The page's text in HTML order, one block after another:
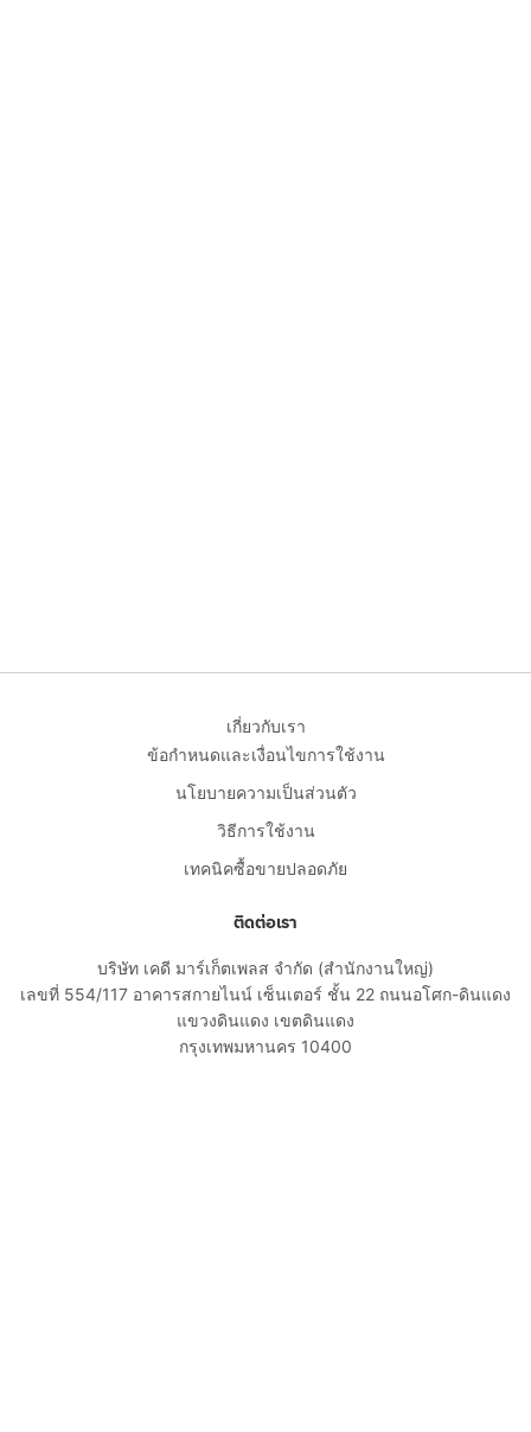
เกี่ยวกับเรา
ข้อกำหนดและเงื่อนไขการใช้งาน
นโยบายความเป็นส่วนตัว
วิธีการใช้งาน
เทคนิคซื้อขายปลอดภัย
ติดต่อเรา
บริษัท เคดี มาร์เก็ตเพลส จำกัด (สำนักงานใหญ่)
เลขที่ 554/117 อาคารสกายไนน์ เซ็นเตอร์ ชั้น 22 ถนนอโศก-ดินแดง
แขวงดินแดง เขตดินแดง
กรุงเทพมหานคร 10400